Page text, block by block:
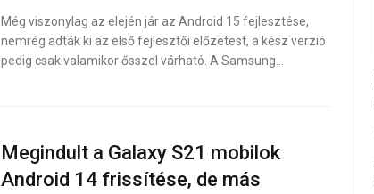
Még viszonylag az elején jár az Android 15 fejlesztése,
nemrég adták ki az első fejlesztői előzetest, a kész verzió
pedig csak valamikor ősszel várható. A Samsung…
Megindult a Galaxy S21 mobilok
Android 14 frissítése, de más